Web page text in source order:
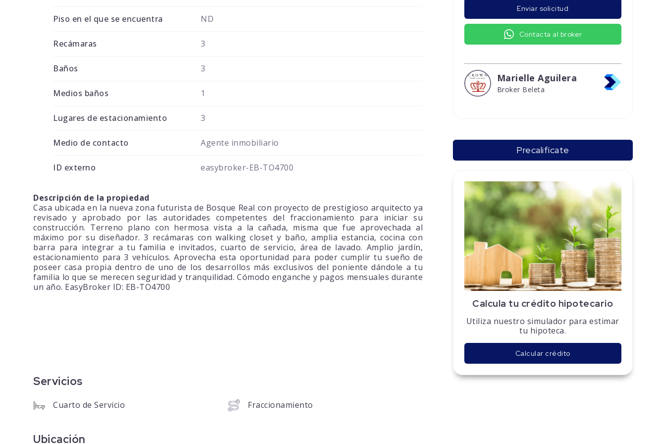
Piso en el que se encuentra ND
Recámaras 3
Baños 3
Medios baños 1
Lugares de estacionamiento 3
Medio de contacto Agente inmobiliario
ID externo easybroker-EB-TO4700
Descripción de la propiedad
Casa ubicada en la nueva zona futurista de Bosque Real con proyecto de prestigioso arquitecto ya
revisado y aprobado por las autoridades competentes del fraccionamiento para iniciar su
construcción. Terreno plano con hermosa vista a la cañada, misma que fue aprovechada al
máximo por su diseñador. 3 recámaras con walking closet y baño, amplia estancia, cocina con
barra para integrar a tu familia e invitados, cuarto de servicio, área de lavado. Amplio jardín,
estacionamiento para 3 vehículos. Aprovecha esta oportunidad para poder cumplir tu sueño de
poseer casa propia dentro de uno de los desarrollos más exclusivos del poniente dándole a tu
familia lo que se merecen seguridad y tranquilidad. Cómodo enganche y pagos mensuales durante
un año. EasyBroker ID: EB-TO4700
Enviar solicitud
Contacta al broker
Marielle Aguilera
Broker Beleta
Precalifícate
Calcula tu crédito hipotecario
Utiliza nuestro simulador para estimar
tu hipoteca.
Calcular crédito
Servicios
Cuarto de Servicio Fraccionamiento
Ubicación